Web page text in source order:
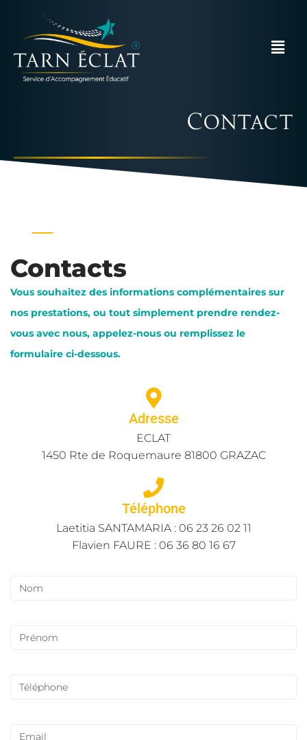
Contact
Contacts
Vous souhaitez des informations complémentaires sur
nos prestations, ou tout simplement prendre rendez-
vous avec nous, appelez-nous ou remplissez le
formulaire ci-dessous.
Adresse
ECLAT
1450 Rte de Roquemaure 81800 GRAZAC
Téléphone
Laetitia SANTAMARIA : 06 23 26 02 11
Flavien FAURE : 06 36 80 16 67